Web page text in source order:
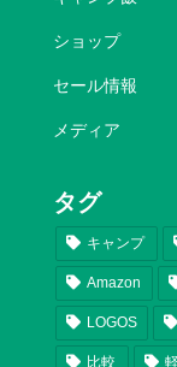
ショップ
セール情報
メディア
タグ
キャンプ
Amazon
LOGOS
比較